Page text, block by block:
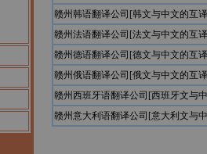
赣州韩语翻译公司[韩文与中文的互
赣州法语翻译公司[法文与中文的互
赣州德语翻译公司[德文与中文的互
赣州俄语翻译公司[俄文与中文的互
赣州西班牙语翻译公司[西班牙文与
赣州意大利语翻译公司[意大利文与